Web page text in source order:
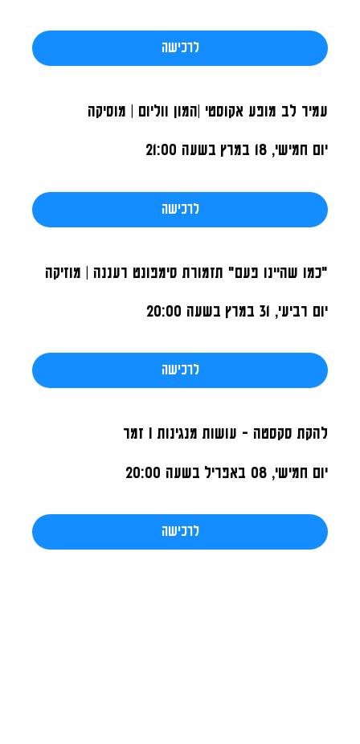
לרכישה
עמיר לב מופע אקוסטי |המון ווליום | מוסיקה
יום חמישי, 18 במרץ בשעה 21:00
לרכישה
"כמו שהיינו פעם" תזמורת סימפונט רעננה | מוזיקה
יום רביעי, 31 במרץ בשעה 20:00
לרכישה
להקת סקסטה - עושות מנגינות I זמר
יום חמישי, 08 באפריל בשעה 20:00
לרכישה